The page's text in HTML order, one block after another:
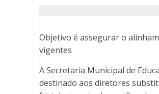
ensino
-
Porto
Objetivo é assegurar o
vigentes
A Secretaria Municipal de
destinado aos diretores